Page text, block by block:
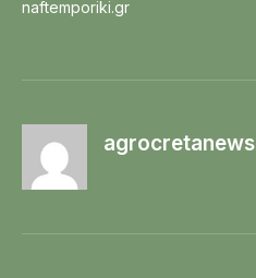
naftemporiki.gr
agrocretanews